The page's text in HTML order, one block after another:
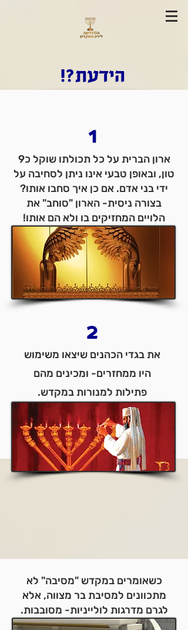
הידעת?!
ארון הברית על כל תכולתו שוקל כ9
טון, ובאופן טבעי אינו ניתן לסחיבה על
ידי בני אדם. אם כן איך סחבו אותו?
בצורה ניסית- הארון "סוחב" את
הלויים המחזיקים בו ולא הם אותו!
1
את בגדי הכהנים שיצאו משימוש
היו ממחזרים- ומכינים מהם
פתילות למנורות במקדש.
2
כשאומרים במקדש "מסיבה" לא
מתכוונים למסיבת בר מצווה, אלא
לגרם מדרגות לולייניות- מסובבות.